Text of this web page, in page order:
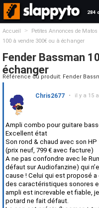
284
Accueil > Petites Annonces de Matos
100 à vendre 300€ ou à échanger
Fender Bassman
échanger
Référence du produit: Fender
Chris2677 • il y a 15
Ampli combo pour guitare
Excellent état
Son rond & chaud avec son
(prix neuf, 799 € avec facture)
A ne pas confondre avec le
défaut sur Audiofanzine) qui
cause ! Celui qui est proposé
des caractéristiques sonores
ampli est increvable et fiable,
potard ne fait défaut.